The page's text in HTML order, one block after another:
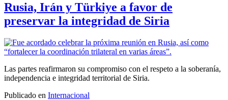
Rusia, Irán y Türkiye a favor de
preservar la integridad de Siria
Las partes reafirmaron su compromiso con el respeto a la soberanía,
independencia e integridad territorial de Siria.
Publicado en Internacional